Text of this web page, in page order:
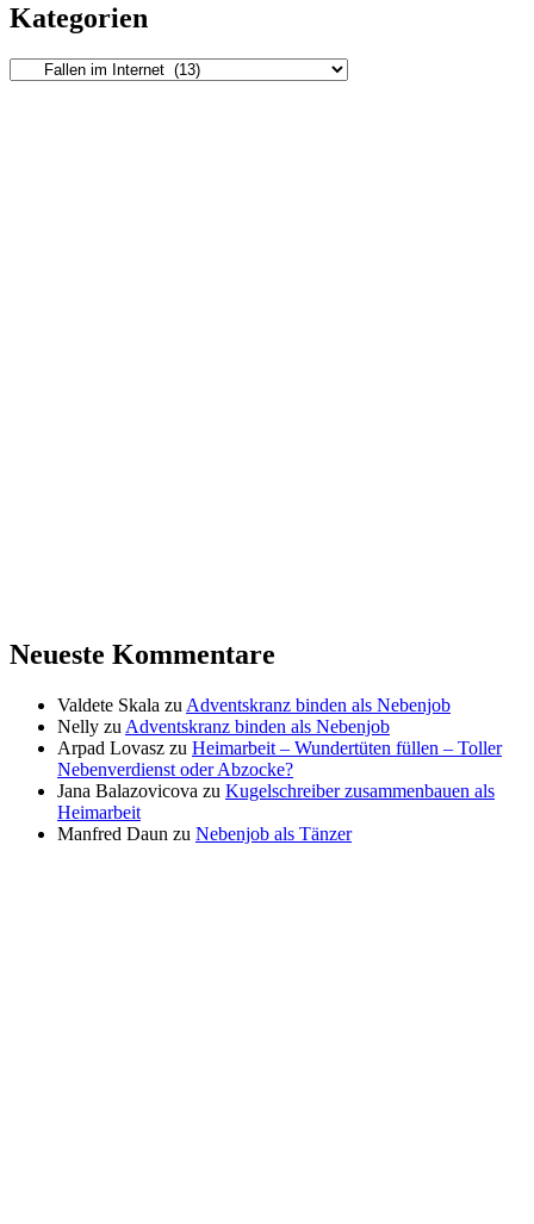
Kategorien
Kategorien
Neueste Kommentare
Valdete Skala zu Adventskranz binden als Nebenjob
Nelly zu Adventskranz binden als Nebenjob
Arpad Lovasz zu Heimarbeit – Wundertüten füllen – Toller
Nebenverdienst oder Abzocke?
Jana Balazovicova zu Kugelschreiber zusammenbauen als
Heimarbeit
Manfred Daun zu Nebenjob als Tänzer